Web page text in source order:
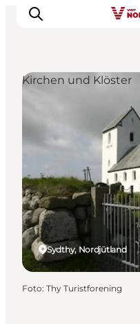
Urlaubsorte
Inspiration
Unterkunft
Mach deine
Sydthy, Nordjütland
Kirchen und Klöster
Foto: Thy Turistforening